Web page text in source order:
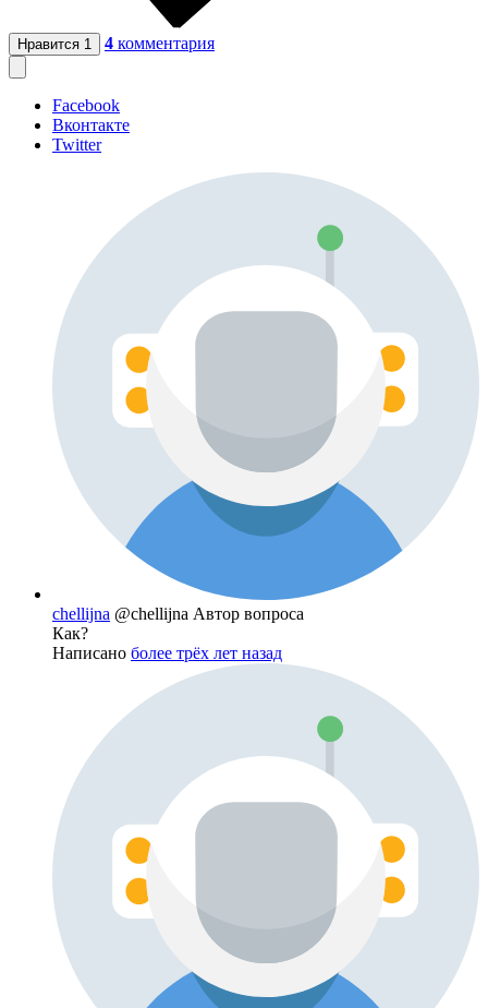
Нравится 1 4 комментария
Facebook
Вконтакте
Twitter
chellijna @chellijna Автор вопроса
Как?
Написано более трёх лет назад